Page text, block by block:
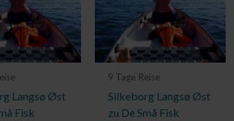
Langsø Øst
Fisk
9 Tage Reise
Silkeborg Langsø Øst
zu De Små Fisk